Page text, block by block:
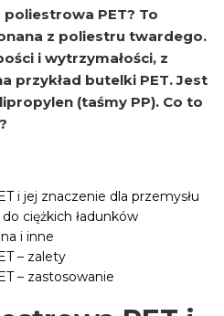
PET? To
z poliestru twardego.
i wytrzymałości, z
przykład butelki PET. Jest
(taśmy PP). Co to
i jej znaczenie dla przemysłu
ciężkich ładunków
i inne
– zalety
– zastosowanie